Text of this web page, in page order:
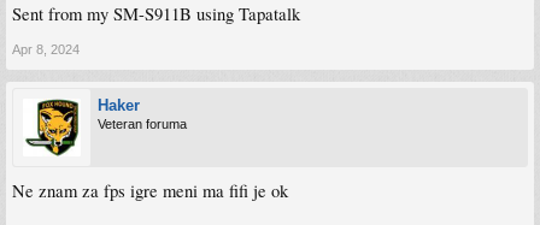
Sent from my SM-S911B using Tapatalk
Apr 8, 2024
Haker
Veteran foruma
Ne znam za fps igre meni ma fifi je ok